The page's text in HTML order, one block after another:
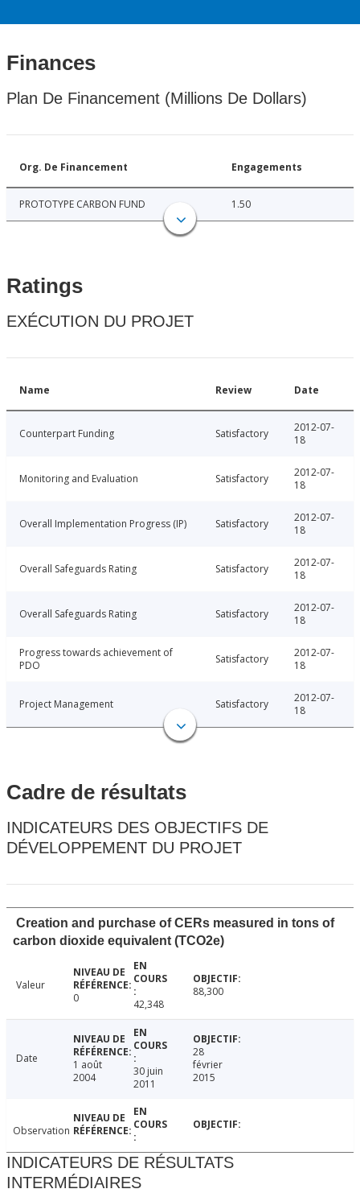
Finances
Plan De Financement (Millions De Dollars)
Org. De Financement Engagements
PROTOTYPE CARBON FUND 1.50
Ratings
EXÉCUTION DU PROJET
Name Review Date
Counterpart Funding Satisfactory
2012-07-
18
Monitoring and Evaluation Satisfactory
2012-07-
18
Overall Implementation Progress (IP) Satisfactory
2012-07-
18
Overall Safeguards Rating Satisfactory
2012-07-
18
Overall Safeguards Rating Satisfactory
2012-07-
18
Progress towards achievement of
PDO
Satisfactory
2012-07-
18
Project Management Satisfactory
2012-07-
18
Cadre de résultats
INDICATEURS DES OBJECTIFS DE
DÉVELOPPEMENT DU PROJET
Creation and purchase of CERs measured in tons of
carbon dioxide equivalent (TCO2e)
Valeur
0
42,348
88,300
Date
1 août
2004
30 juin
2011
28
février
2015
Observation
INDICATEURS DE RÉSULTATS
INTERMÉDIAIRES